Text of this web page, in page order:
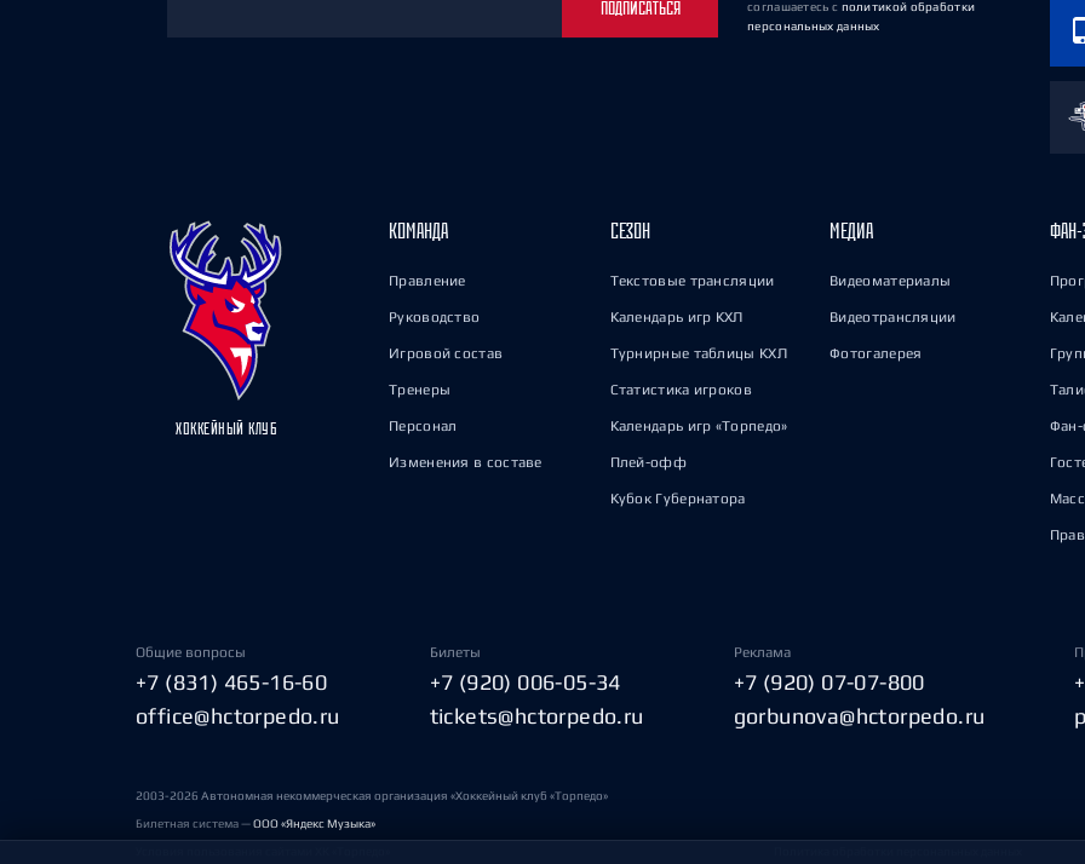
ПОДПИСАТЬСЯ
соглашаетесь с политикой обработки
персональных данных
ХОККЕЙНЫЙ КЛУБ
КОМАНДА
Правление
Руководство
Игровой состав
Тренеры
Персонал
Изменения в составе
СЕЗОН
Текстовые трансляции
Календарь игр КХЛ
Турнирные таблицы КХЛ
Статистика игроков
Календарь игр «Торпедо»
Плей-офф
Кубок Губернатора
МЕДИА
Видеоматериалы
Видеотрансляции
Фотогалерея
ФАН-
Фан-
Общие вопросы
+7 (831) 465-16-60
office@hctorpedo.ru
Билеты
+7 (920) 006-05-34
tickets@hctorpedo.ru
Реклама
+7 (920) 07-07-800
gorbunova@hctorpedo.ru
2003-2026 Автономная некоммерческая организация «Хоккейный клуб «Торпедо»
Билетная система —ООО «Яндекс Музыка»